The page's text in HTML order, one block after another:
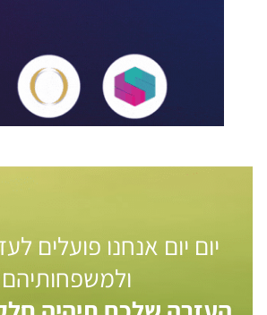
יום יום אנחנו פועלים
ולמשפחותיהם